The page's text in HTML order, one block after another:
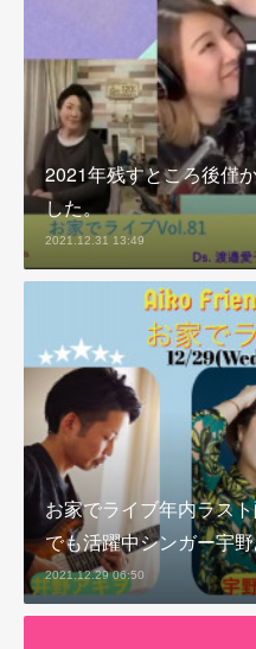
2021年残すところ後僅
した。
2021.12.31 13:49
お家でライブ年内ラス
でも活躍中シンガー宇
2021.12.29 06:50